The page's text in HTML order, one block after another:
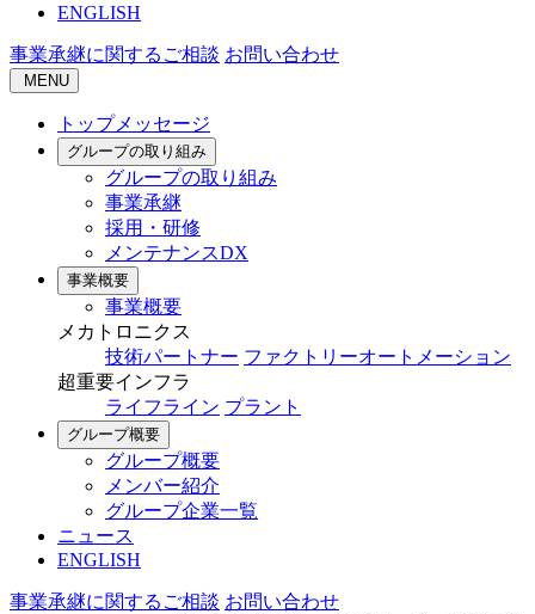
ENGLISH
事業承継に関するご相談 お問い合わせ
MENU
トップメッセージ
グループの取り組み
グループの取り組み
事業承継
採用・研修
メンテナンスDX
事業概要
事業概要
メカトロニクス
技術パートナー ファクトリーオートメーション
超重要インフラ
ライフライン プラント
グループ概要
グループ概要
メンバー紹介
グループ企業一覧
ニュース
ENGLISH
事業承継に関するご相談 お問い合わせ